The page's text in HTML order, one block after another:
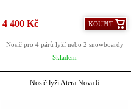
4 400 Kč KOUPIT
Nosič pro 4 párů lyží nebo 2 snowboardy
Skladem
Nosič lyží Atera Nova 6